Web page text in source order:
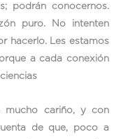
podrán conocernos.
puro. No intenten
hacerlo. Les estamos
a cada conexión
mucho cariño, y con
de que, poco a